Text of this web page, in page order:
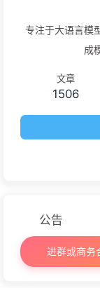
专注于大语言模
成
文章
1506
公告
进群或商务